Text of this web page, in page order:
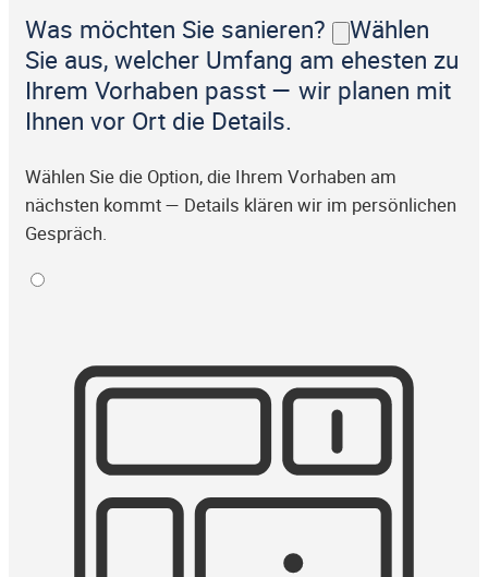
Was möchten Sie sanieren?
Wählen
Sie aus, welcher Umfang am ehesten zu
Ihrem Vorhaben passt — wir planen mit
Ihnen vor Ort die Details.
Wählen Sie die Option, die Ihrem Vorhaben am
nächsten kommt — Details klären wir im persönlichen
Gespräch.